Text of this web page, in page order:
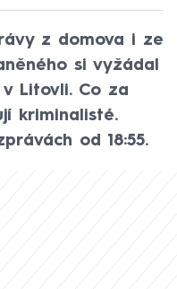
z domova i ze
si vyžádal
Litovli. Co za
kriminalisté.
od 18:55.